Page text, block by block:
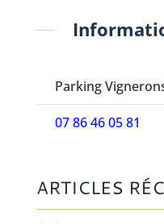
Parking
07 86 46 05 81
ARTICLES